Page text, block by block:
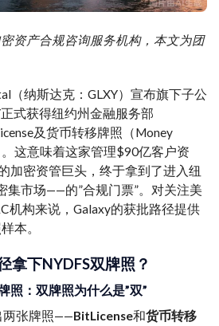
资产合规咨询服务机构，本文为团
（纳斯达克：GLXY）宣布旗下子公
式获得纽约州金融服务部
及货币转移牌照（Money
。这意味着这家管理$90亿客户资
加密资管巨头，终于拿到了进入纽
市场——的”合规门票”。对关注美
机构来说，Galaxy的获批路径提供
本。
拿下NYDFS双牌照？
照：双牌照为什么是”双”
两张牌照——BitLicense和货币转移